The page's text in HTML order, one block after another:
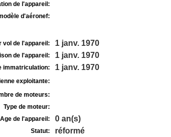
de l'appareil:
d'aéronef:
vol de l'appareil: 1 janv. 1970
de l'appareil: 1 janv. 1970
immatriculation: 1 janv. 1970
exploitante:
de moteurs:
Type de moteur:
Age de l'appareil:
0 an(s)
Statut: réformé